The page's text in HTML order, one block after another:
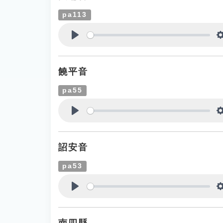
pa113
饒平音
pa55
詔安音
pa53